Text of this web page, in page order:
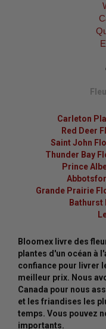
Carleton
Red Deer
Saint John
Thunder Bay
Prince
Grande Prairie
Bloomex livre des
plantes d'un océan à
confiance pour livrer
meilleur prix. Nous
Canada pour nous
et les friandises les
temps. Vous pouvez
importants.